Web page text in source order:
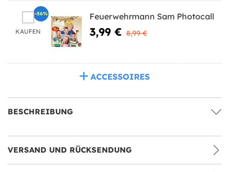
KAUFEN
Feuerwehrmann Sam Photocall
3,99 € 8,99 €
-56%
ACCESSOIRES
BESCHREIBUNG
VERSAND UND RÜCKSENDUNG